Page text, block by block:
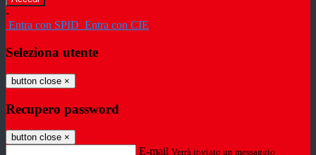
-
Entra con SPID Entra con CIE
Seleziona utente
button close ×
Recupero password
button close ×
E-mail Verrà inviato un messaggio